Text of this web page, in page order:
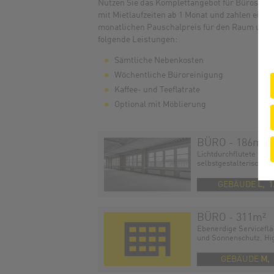
Nutzen Sie das Komplettangebot für Büros
mit Mietlaufzeiten ab 1 Monat und zahlen einen
monatlichen Pauschalpreis für den Raum und
folgende Leistungen:
Sämtliche Nebenkosten
Wöchentliche Büroreinigung
Kaffee- und Teeflatrate
Optional mit Möblierung
BÜRO - 186m²
Lichtdurchflutete
selbstgestalterischer
GEBÄUDE L,
BÜRO - 311 m²
Ebenerdige
und Sonnenschutz.
GEBÄUDE M,